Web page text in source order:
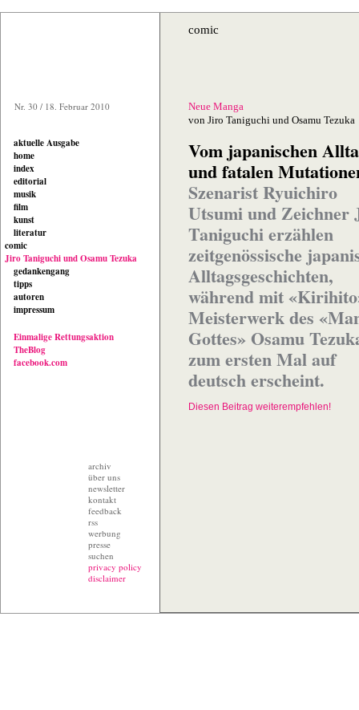
Nr. 30 / 18. Februar 2010
aktuelle Ausgabe
home
index
editorial
musik
film
kunst
literatur
comic
Jiro Taniguchi und Osamu Tezuka
gedankengang
tipps
autoren
impressum
Einmalige Rettungsaktion
TheBlog
facebook.com
archiv
über uns
newsletter
kontakt
feedback
rss
werbung
presse
suchen
privacy policy
disclaimer
comic
Neue Manga
von Jiro Taniguchi und Osamu Tezuka
Vom japanischen
und fatalen
Szenarist Ryuichiro
Utsumi und Zeichner
Taniguchi erzählen
zeitgenössische
Alltagsgeschichten,
während mit
Meisterwerk des
Gottes» Osamu
zum ersten Mal auf
deutsch erscheint.
Diesen Beitrag weiterempfehlen!